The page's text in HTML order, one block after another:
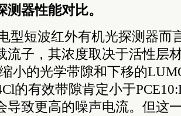
器性能对比。
型短波红外有机光探测器而
流子，其浓度取决于活性层
小的光学带隙和下移的
的有效带隙肯定小于
导致更高的噪声电流。但这